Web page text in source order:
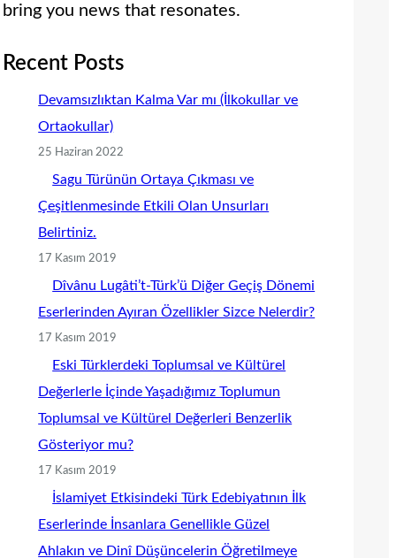
bring you news that resonates.
Recent Posts
Devamsızlıktan Kalma Var mı (İlkokullar ve
Ortaokullar)
25 Haziran 2022
Sagu Türünün Ortaya Çıkması ve
Çeşitlenmesinde Etkili Olan Unsurları
Belirtiniz.
17 Kasım 2019
Dîvânu Lugâti’t-Türk’ü Diğer Geçiş Dönemi
Eserlerinden Ayıran Özellikler Sizce Nelerdir?
17 Kasım 2019
Eski Türklerdeki Toplumsal ve Kültürel
Değerlerle İçinde Yaşadığımız Toplumun
Toplumsal ve Kültürel Değerleri Benzerlik
Gösteriyor mu?
17 Kasım 2019
İslamiyet Etkisindeki Türk Edebiyatının İlk
Eserlerinde İnsanlara Genellikle Güzel
Ahlakın ve Dinî Düşüncelerin Öğretilmeye